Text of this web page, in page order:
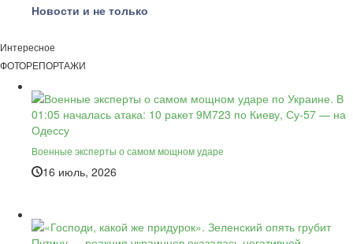
Новости и не только
Интересное
ФОТОРЕПОРТАЖИ
Военные эксперты о самом мощном ударе
16 июль, 2026